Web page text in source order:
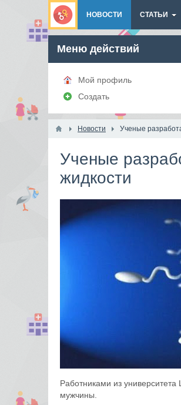
НОВОСТИ СТАТЬИ
Меню действий
Мой профиль
Создать
Новости Ученые
Ученые
жидкости
Работниками из
мужчины.